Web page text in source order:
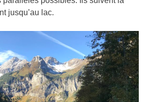
jusqu’au lac.